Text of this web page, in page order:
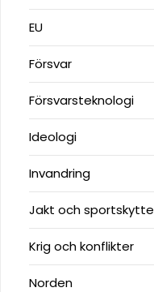
EU
Försvar
Försvarsteknologi
Ideologi
Invandring
Jakt och sportskytte
Krig och konflikter
Norden